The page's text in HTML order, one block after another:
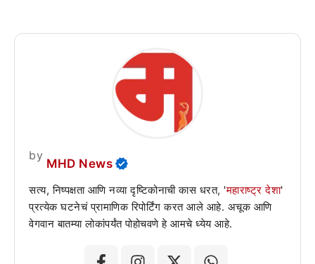
by
MHD News
सत्य, निष्पक्षता आणि नव्या दृष्टिकोनाची कास धरत, 'महाराष्ट्र देशा'
प्रत्येक घटनेचं प्रामाणिक रिपोर्टिंग करत आले आहे. अचूक आणि
वेगवान बातम्या लोकांपर्यंत पोहोचवणे हे आमचे ध्येय आहे.